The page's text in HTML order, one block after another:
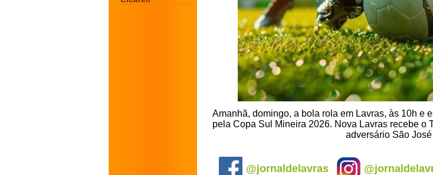
Amanhã, domingo, a bola rola em Lavras, às 10h e
pela Copa Sul Mineira 2026. Nova Lavras recebe o
adversário São José
@jornaldelavras